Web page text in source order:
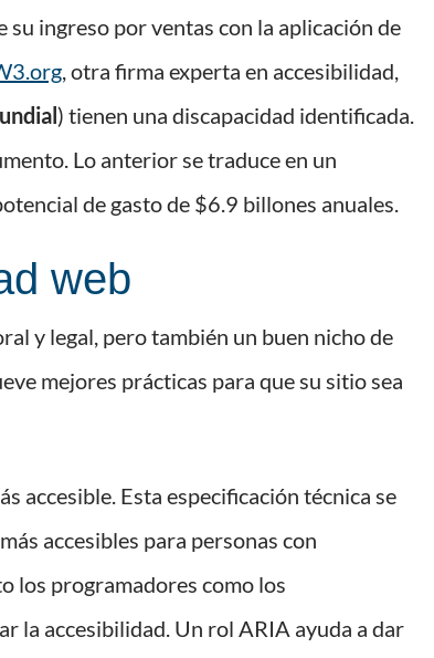
su ingreso por ventas con la aplicación de
, otra firma experta en accesibilidad,
) tienen una discapacidad identificada.
Lo anterior se traduce en un
de gasto de $6.9 billones anuales.
web
y legal, pero también un buen nicho de
mejores prácticas para que su sitio sea
accesible. Esta especificación técnica se
accesibles para personas con
los programadores como los
la accesibilidad. Un rol ARIA ayuda a dar